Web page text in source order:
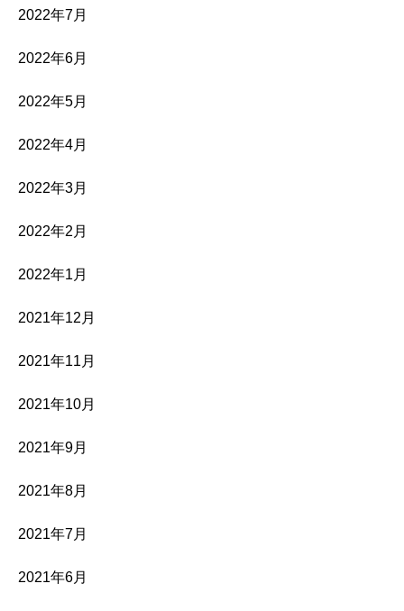
2022年7月
2022年6月
2022年5月
2022年4月
2022年3月
2022年2月
2022年1月
2021年12月
2021年11月
2021年10月
2021年9月
2021年8月
2021年7月
2021年6月